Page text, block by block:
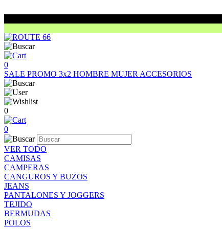
0
SALE PROMO 3x2 HOMBRE MUJER ACCESORIOS
0
0
VER TODO
CAMISAS
CAMPERAS
CANGUROS Y BUZOS
JEANS
PANTALONES Y JOGGERS
TEJIDO
BERMUDAS
POLOS